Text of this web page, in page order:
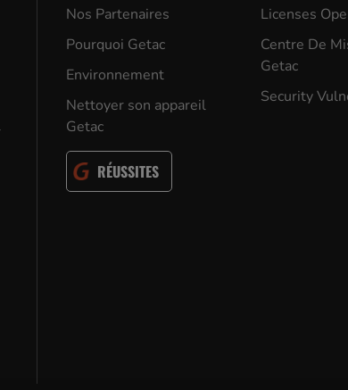
Nos Partenaires
Pourquoi Getac
Environnement
Nettoyer son appareil
Getac
RÉUSSITES
Licenses
Centre De
Getac
Security